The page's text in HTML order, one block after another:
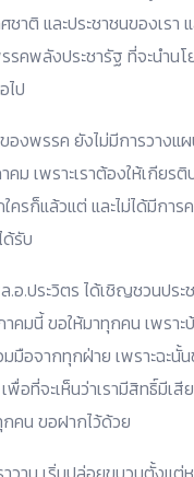
ชาติ และประชาชนของเรา
คพลังประชารัฐ ที่จะนำนโ
ไป
องพรรค ยังไม่มีการวางแ
ม เพราะเราต้องให้เกียรติ
ใครก็แล้วแต่ และไม่ได้มีกา
ด้รับ
อ.ประวิตร ได้เชิญชวนประ
คมนี้ ขอให้มาทุกคน เพราะบ้
มือจากทุกฝ่าย เพราะฉะนั้
อที่จะเห็นว่าเรามีสิทธิ์มีเสี
คน ขอฝากไว้ด้วย